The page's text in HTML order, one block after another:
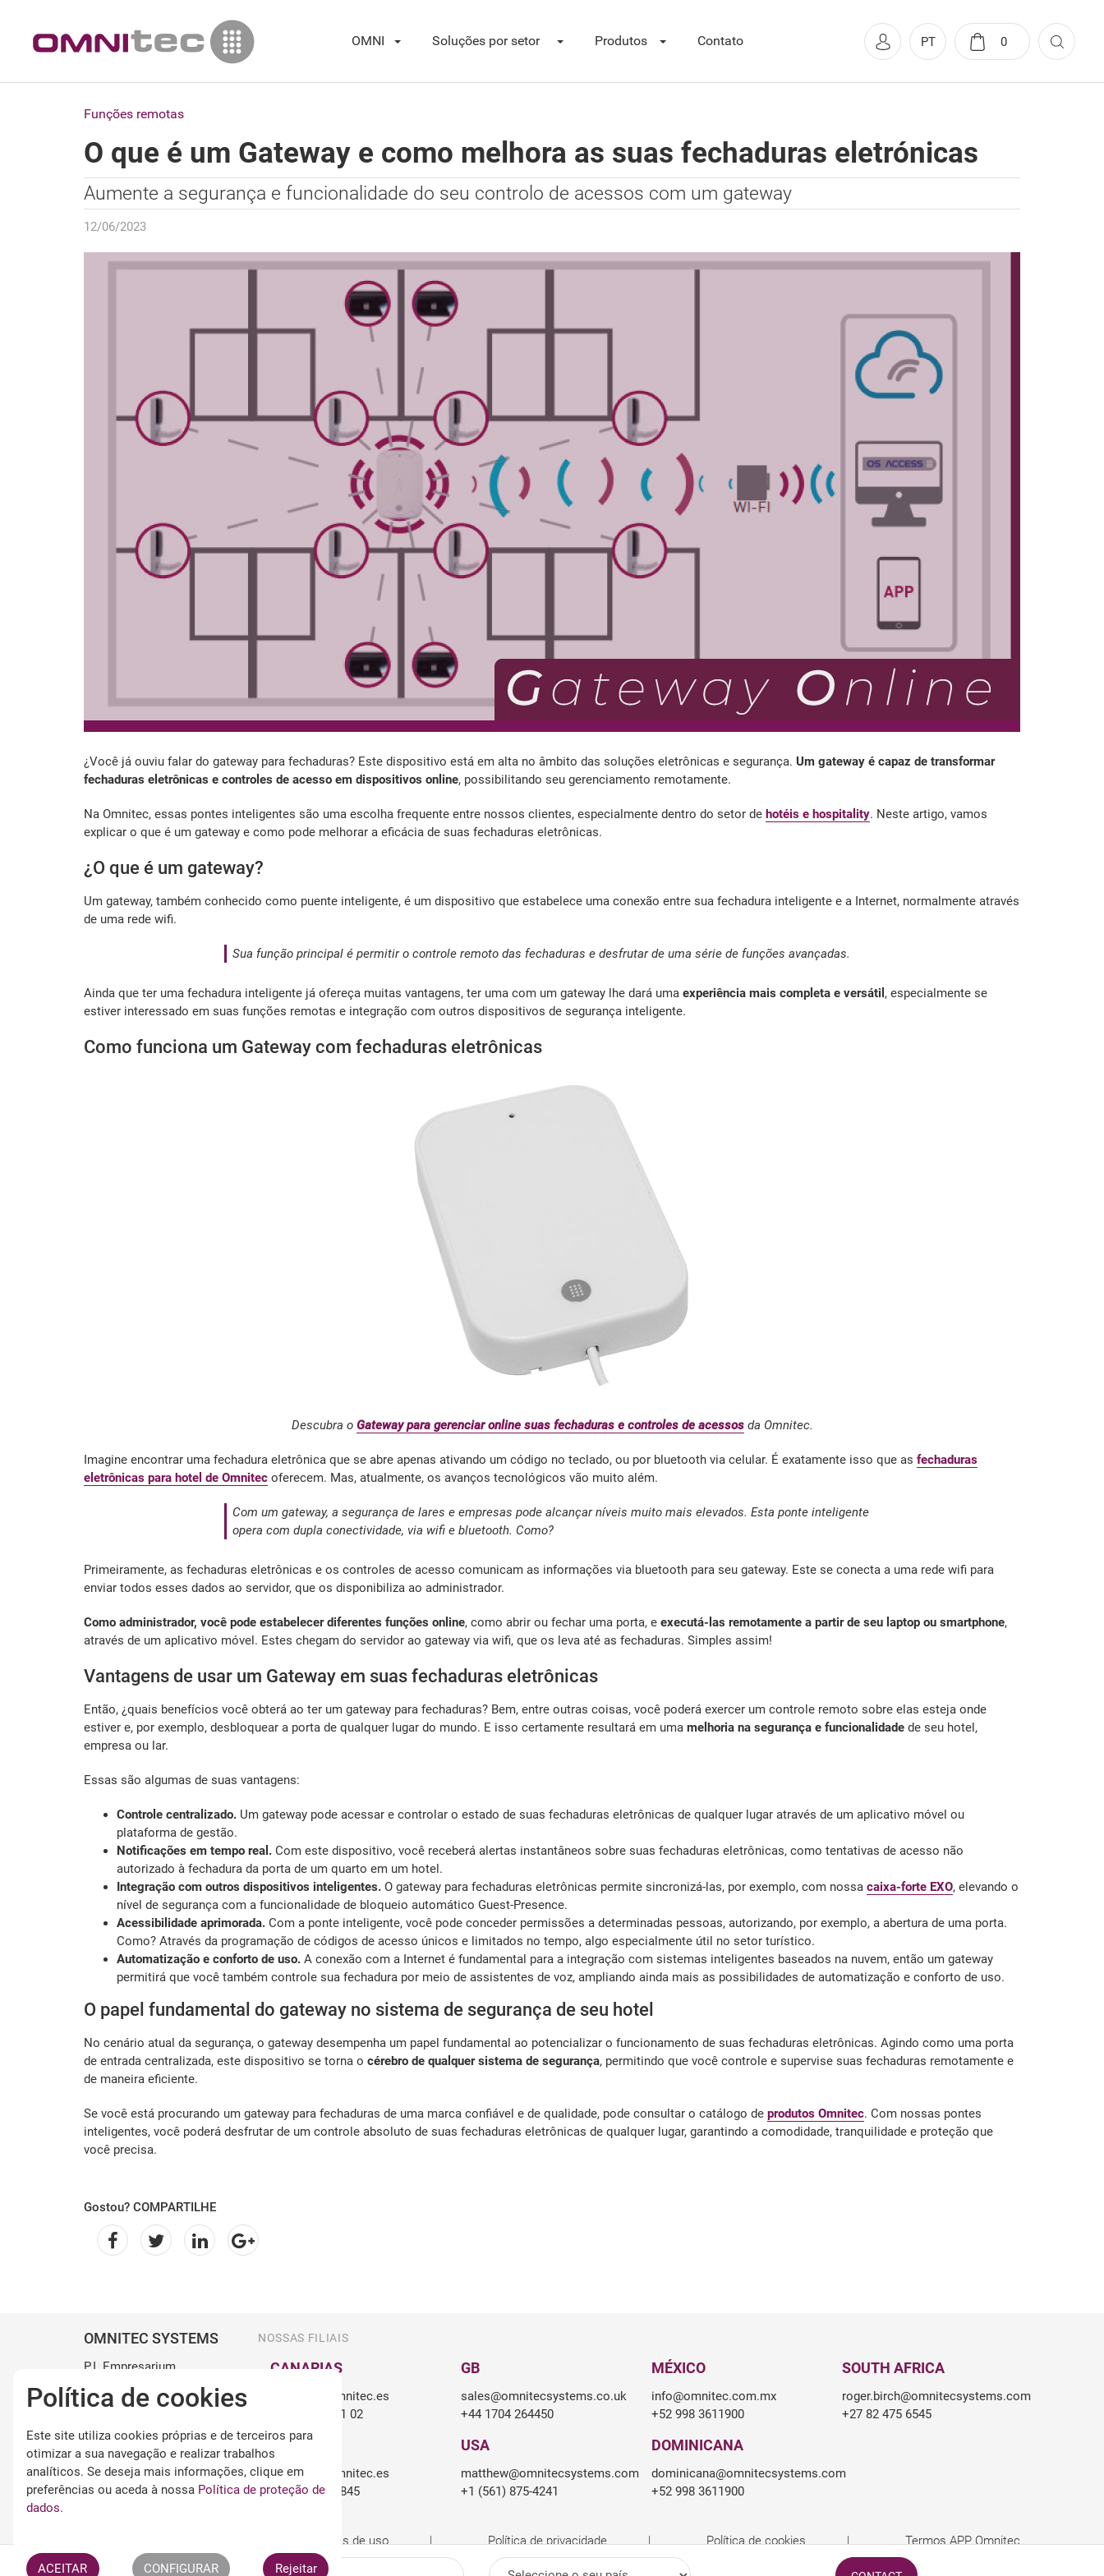
OMNI Soluções por setor Produtos Contato PT 0
Funções remotas
O que é um Gateway e como melhora as suas fechaduras eletrónicas
Aumente a segurança e funcionalidade do seu controlo de acessos com um gateway
12/06/2023
¿Você já ouviu falar do gateway para fechaduras? Este dispositivo está em alta no âmbito das soluções eletrônicas e segurança. Um gateway é capaz de transformar
fechaduras eletrônicas e controles de acesso em dispositivos online, possibilitando seu gerenciamento remotamente.
Na Omnitec, essas pontes inteligentes são uma escolha frequente entre nossos clientes, especialmente dentro do setor de hotéis e hospitality. Neste artigo, vamos
explicar o que é um gateway e como pode melhorar a eficácia de suas fechaduras eletrônicas.
¿O que é um gateway?
Um gateway, também conhecido como puente inteligente, é um dispositivo que estabelece uma conexão entre sua fechadura inteligente e a Internet, normalmente através
de uma rede wifi.
Sua função principal é permitir o controle remoto das fechaduras e desfrutar de uma série de funções avançadas.
Ainda que ter uma fechadura inteligente já ofereça muitas vantagens, ter uma com um gateway lhe dará uma experiência mais completa e versátil , especialmente se
estiver interessado em suas funções remotas e integração com outros dispositivos de segurança inteligente.
Como funciona um Gateway com fechaduras eletrônicas
Descubra o Gateway para gerenciar online suas fechaduras e controles de acessosda Omnitec.
Imagine encontrar uma fechadura eletrônica que se abre apenas ativando um código no teclado, ou por bluetooth via celular. É exatamente isso que as fechaduras
eletrônicas para hotel de Omnitec oferecem. Mas, atualmente, os avanços tecnológicos vão muito além.
Com um gateway, a segurança de lares e empresas pode alcançar níveis muito mais elevados. Esta ponte inteligente
opera com dupla conectividade, via wifi e bluetooth. Como?
Primeiramente, as fechaduras eletrônicas e os controles de acesso comunicam as informações via bluetooth para seu gateway. Este se conecta a uma rede wifi para
enviar todos esses dados ao servidor, que os disponibiliza ao administrador.
Como administrador, você pode estabelecer diferentes funções online, como abrir ou fechar uma porta, e executá-las remotamente a partir de seu laptop ou smartphone,
através de um aplicativo móvel. Estes chegam do servidor ao gateway via wifi, que os leva até as fechaduras. Simples assim!
Vantagens de usar um Gateway em suas fechaduras eletrônicas
Então, ¿quais benefícios você obterá ao ter um gateway para fechaduras? Bem, entre outras coisas, você poderá exercer um controle remoto sobre elas esteja onde
estiver e, por exemplo, desbloquear a porta de qualquer lugar do mundo. E isso certamente resultará em uma melhoria na segurança e funcionalidade de seu hotel,
empresa ou lar.
Essas são algumas de suas vantagens:
Controle centralizado. Um gateway pode acessar e controlar o estado de suas fechaduras eletrônicas de qualquer lugar através de um aplicativo móvel ou
plataforma de gestão.
Notificações em tempo real. Com este dispositivo, você receberá alertas instantâneos sobre suas fechaduras eletrônicas, como tentativas de acesso não
autorizado à fechadura da porta de um quarto em um hotel.
Integração com outros dispositivos inteligentes. O gateway para fechaduras eletrônicas permite sincronizá-las, por exemplo, com nossa caixa-forte EXO, elevando o
nível de segurança com a funcionalidade de bloqueio automático Guest-Presence.
Acessibilidade aprimorada. Com a ponte inteligente, você pode conceder permissões a determinadas pessoas, autorizando, por exemplo, a abertura de uma porta.
Como? Através da programação de códigos de acesso únicos e limitados no tempo, algo especialmente útil no setor turístico.
Automatização e conforto de uso. A conexão com a Internet é fundamental para a integração com sistemas inteligentes baseados na nuvem, então um gateway
permitirá que você também controle sua fechadura por meio de assistentes de voz, ampliando ainda mais as possibilidades de automatização e conforto de uso.
O papel fundamental do gateway no sistema de segurança de seu hotel
No cenário atual da segurança, o gateway desempenha um papel fundamental ao potencializar o funcionamento de suas fechaduras eletrônicas. Agindo como uma porta
de entrada centralizada, este dispositivo se torna o cérebro de qualquer sistema de segurança, permitindo que você controle e supervise suas fechaduras remotamente e
de maneira eficiente.
Se você está procurando um gateway para fechaduras de uma marca confiável e de qualidade, pode consultar o catálogo de produtos Omnitec. Com nossas pontes
inteligentes, você poderá desfrutar de um controle absoluto de suas fechaduras eletrônicas de qualquer lugar, garantindo a comodidade, tranquilidade e proteção que
você precisa.
Gostou? COMPARTILHE
Email
OMNITEC SYSTEMS
P.I. Empresarium
C/ Retama 20-22, Naves
15 y 16
+34 976 107 201
info@omnitecsystems.com
NOSSAS FILIAIS
CANARIAS
canarias@omnitec.es
+34 922 98 71 02
BALEARES
baleares@omnitec.es
+34 971 248 845
GB
sales@omnitecsystems.co.uk
+44 1704 264450
USA
matthew@omnitecsystems.com
+1 (561) 875-4241
MÉXICO
info@omnitec.com.mx
+52 998 3611900
DOMINICANA
dominicana@omnitecsystems.com
+52 998 3611900
SOUTH AFRICA
roger.birch@omnitecsystems.com
+27 82 475 6545
Termos e condições de uso Política de privacidade Política de cookies Termos APP Omnitec
Política de cookies
Este site utiliza cookies próprias e de terceiros para
otimizar a sua navegação e realizar trabalhos
analíticos. Se deseja mais informações, clique em
preferências ou aceda à nossa Política de proteção de
dados.
ACEITAR CONFIGURAR Rejeitar